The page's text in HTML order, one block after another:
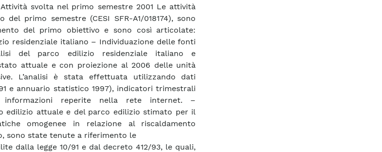
svolta nel primo semestre 2001 Le attività
primo semestre (CESI SFR-A1/018174), sono
del primo obiettivo e sono così articolate:
residenziale italiano – Individuazione delle fonti
del parco edilizio residenziale italiano e
attuale e con proiezione al 2006 delle unità
L’analisi è stata effettuata utilizzando dati
e annuario statistico 1997), indicatori trimestrali
informazioni reperite nella rete internet. –
edilizio attuale e del parco edilizio stimato per il
omogenee in relazione al riscaldamento
sono state tenute a riferimento le
dalla legge 10/91 e dal decreto 412/93, le quali,